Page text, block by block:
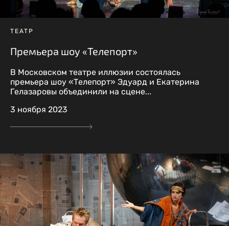
ТЕАТР
Премьера шоу «Телепорт»
В Московском театре иллюзии состоялась
премьера шоу «Телепорт» Эдуард и Екатерина
Гелазаровы объединили на сцене...
3 ноября 2023